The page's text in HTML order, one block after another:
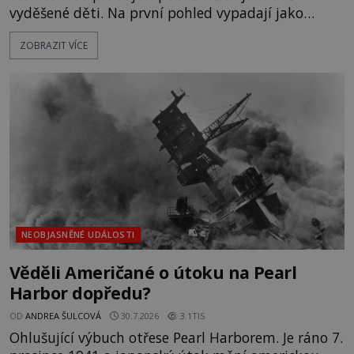
vyděšené děti. Na první pohled vypadají jako
každé jiné, až na jednu děsivou výjimku. Jejich
kůže má nazelenalý odstín, mluví
kromě syrových bobů. Příběh se rychle stává
jednou z největších záhad středověké Anglie a ani
po téměř devíti stech letech není
ZOBRAZIT VÍCE
NEOBJASNĚNÉ UDÁLOSTI
Věděli Američané o útoku na Pearl
Harbor dopředu?
OD ANDREA ŠULCOVÁ 30.7.2026 3.1TIS
Ohlušující výbuch otřese Pearl Harborem. Je ráno 7.